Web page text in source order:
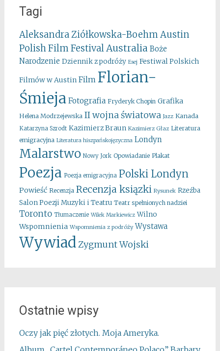
Tagi
Aleksandra Ziółkowska-Boehm Austin
Polish Film FestivalAustralia Boże
Narodzenie Dziennik z podróży Esej Festiwal Polskich
Filmów w Austin Film Florian-
Śmieja Fotografia Fryderyk Chopin Grafika
Helena Modrzejewska II wojna światowa Jazz Kanada
Katarzyna Szrodt Kazimierz Braun Kazimierz Głaz Literatura
emigracyjna Literatura hiszpańskojęzyczna Londyn
Malarstwo Nowy Jork Opowiadanie Plakat
Poezja Poezja emigracyjna Polski Londyn
Powieść Recenzja Recenzja ksiązki Rysunek Rzeźba
Salon Poezji Muzyki i Teatru Teatr spełnionych nadziei
Toronto Tłumaczenie Wilek Markiewicz Wilno
Wspomnienia Wspomnienia z podróży Wystawa
WywiadZygmunt Wojski
Ostatnie wpisy
Oczy jak pięć złotych. Moja Ameryka.